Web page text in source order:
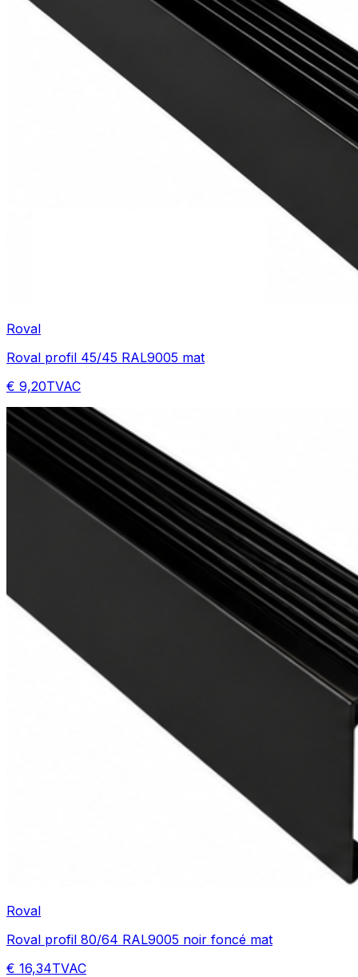
Roval
Roval profil 45/45 RAL9005 mat
€ 9,20TVAC
Roval
Roval profil 80/64 RAL9005 noir foncé mat
€ 16,34TVAC